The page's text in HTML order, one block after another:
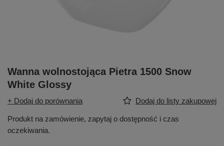
Wanna wolnostojąca Pietra 1500 Snow
White Glossy
+ Dodaj do porównania Dodaj do listy zakupowej
Produkt na zamówienie, zapytaj o dostępność i czas
oczekiwania.